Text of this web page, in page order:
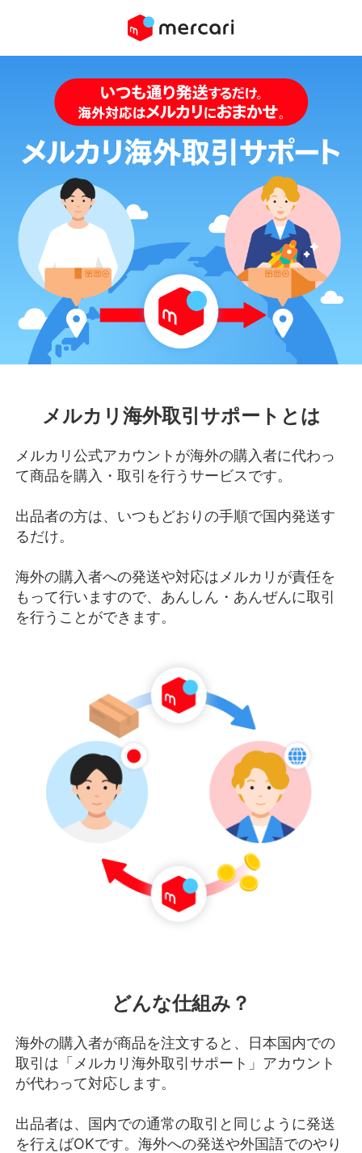
Mercari?
メルカリのサービス
メルカリのサービス トップ
メルカリ
メルペイ
メルカード
メルカリモバイル
Info
お知らせ
お知らせ トップ
機能のお知らせ
メルカード
メルカリモバイル
メルカリNFT
How to
使いかた
More mercari
もっとメルカリを知る
もっとメルカリを知る トップ
らくらくメルカリ便
ゆうゆうメルカリ便
エコメルカリ便
メルカリの梱包資材
Safety
あんしん・あんぜん
あんしん・あんぜん トップ
透明性レポート
マーケットプレイスの基本原則
重要なお知らせ
法人の方 トップ
メルカリShops開設
SNSアカウントの一覧
メルカリColumn
メルカリ海外取引サポートとは
メルカリ公式アカウントが海外の購入者に代わっ
て商品を購入・取引を行うサービスです。
出品者の方は、いつもどおりの手順で国内発送す
るだけ。
海外の購入者への発送や対応はメルカリが責任を
もって行いますので、あんしん・あんぜんに取引
を行うことができます。
どんな仕組み？
海外の購入者が商品を注文すると、日本国内での
取引は「メルカリ海外取引サポート」アカウント
が代わって対応します。
出品者は、国内での通常の取引と同じように発送
を行えばOKです。海外への発送や外国語でのやり